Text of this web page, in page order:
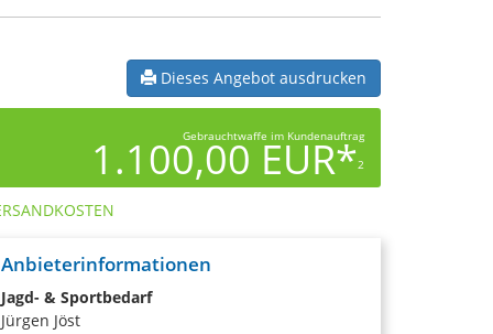
Dieses Angebot ausdrucken
Gebrauchtwaffe im Kundenauftrag
1.100,00 EUR*2
Anbieterinformationen
Jagd- & Sportbedarf
Jürgen Jöst